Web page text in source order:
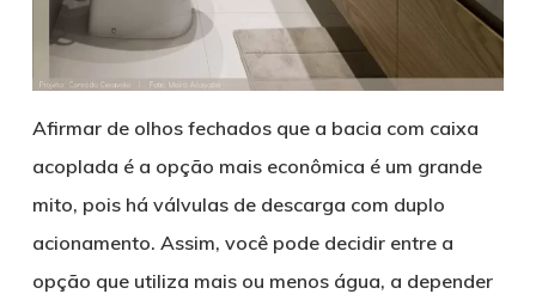
Afirmar de olhos fechados que a bacia com caixa
acoplada é a opção mais econômica é um grande
mito, pois há válvulas de descarga com duplo
acionamento. Assim, você pode decidir entre a
opção que utiliza mais ou menos água, a depender